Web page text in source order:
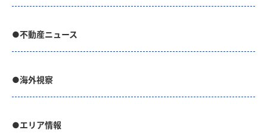
●不動産ニュース
●海外視察
●エリア情報